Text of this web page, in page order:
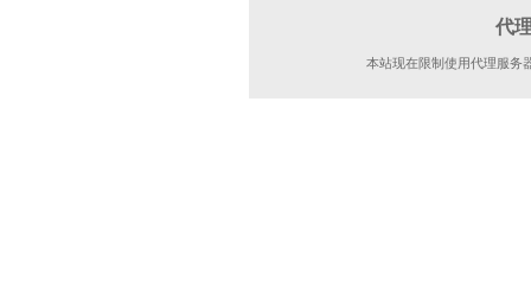
代
本站现在限制使用代理服务